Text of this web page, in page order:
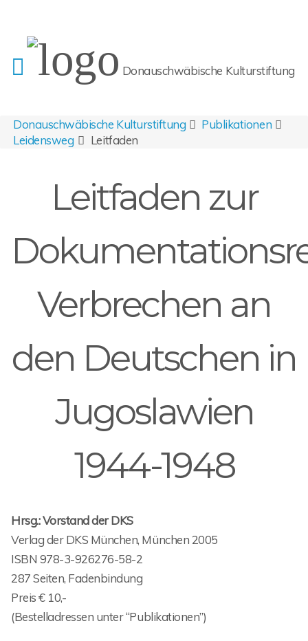
Donauschwäbische Kulturstiftung
Donauschwäbische Kulturstiftung
Publikationen
Leidensweg
Leitfaden
Leitfaden zur
Verbrechen an
den Deutschen in
Jugoslawien
1944-1948
Hrsg.: Vorstand der DKS
Verlag der DKS München, München 2005
ISBN 978-3-926276-58-2
287 Seiten, Fadenbindung
Preis € 10,-
(Bestelladressen unter “Publikationen”)